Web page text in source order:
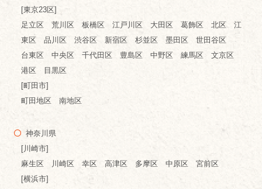
[東京23区]
足立区 荒川区 板橋区 江戸川区 大田区 葛飾区 北区 江
東区 品川区 渋谷区 新宿区 杉並区 墨田区 世田谷区
台東区 中央区 千代田区 豊島区 中野区 練馬区 文京区
港区 目黒区
[町田市]
町田地区 南地区
神奈川県
[川崎市]
麻生区 川崎区 幸区 高津区 多摩区 中原区 宮前区
[横浜市]